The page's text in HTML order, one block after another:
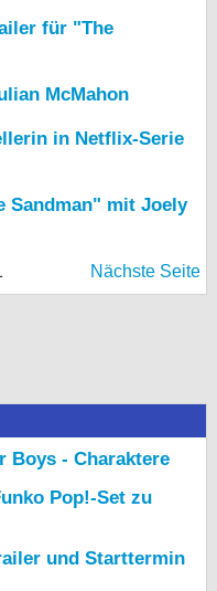
für "The
McMahon
in Netflix-Serie
Sandman" mit Joely
Nächste Seite
Boys - Charaktere
Pop!-Set zu
und Starttermin